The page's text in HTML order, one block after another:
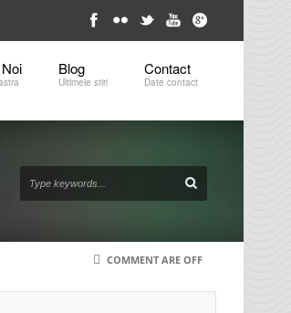
Blog
Ultimele stiri
Contact
Date contact
COMMENT ARE OFF